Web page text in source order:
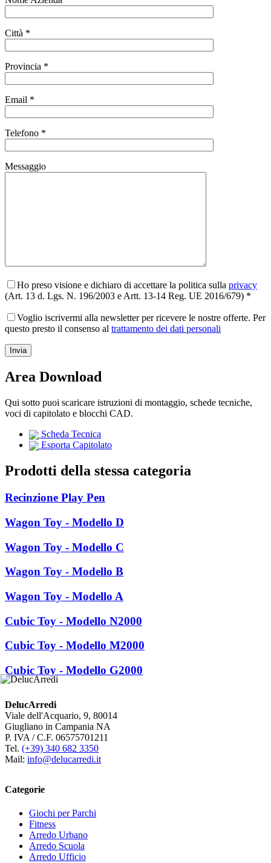
Città *
Provincia *
Email *
Telefono *
Messaggio
Ho preso visione e dichiaro di accettare la politica sulla privacy
(Art. 13 d. Lgs. N. 196/2003 e Artt. 13-14 Reg. UE 2016/679) *
Voglio iscrivermi alla newsletter per ricevere le nostre offerte. Per
questo presto il consenso al trattamento dei dati personali
Area Download
Qui sotto puoi scaricare istruzioni di montaggio, schede tecniche,
voci di capitolato e blocchi CAD.
Scheda Tecnica
Esporta Capitolato
Prodotti della stessa categoria
Recinzione Play Pen
Wagon Toy - Modello D
Wagon Toy - Modello C
Wagon Toy - Modello B
Wagon Toy - Modello A
Cubic Toy - Modello N2000
Cubic Toy - Modello M2000
Cubic Toy - Modello G2000
DelucArredi
Viale dell'Acquario, 9, 80014
Giugliano in Campania NA
P. IVA / C.F. 06575701211
Tel. (+39) 340 682 3350
Mail: info@delucarredi.it
Categorie
Giochi per Parchi
Fitness
Arredo Urbano
Arredo Scuola
Arredo Ufficio